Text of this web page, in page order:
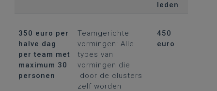
leden
350 euro per
halve dag
per team met
maximum 30
personen
Teamgerichte
vormingen: Alle
types van
vormingen die
door de clusters
zelf worden
450
euro